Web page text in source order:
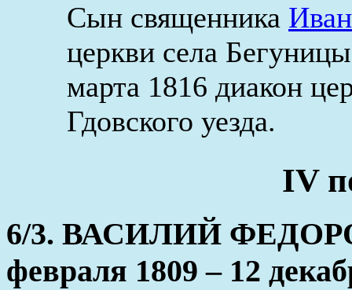
Сын священника
церкви села
марта 1816 диакон
Гдовского уезда.
IV
6/3. ВАСИЛИЙ
февраля 1809 – 12